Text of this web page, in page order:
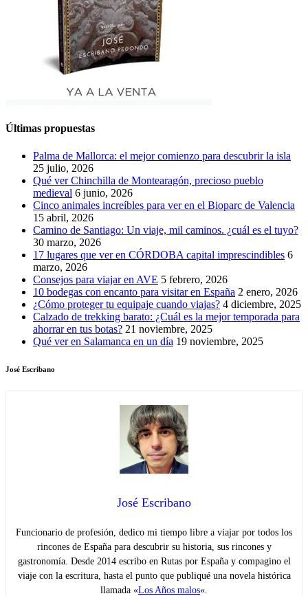
Últimas propuestas
Palma de Mallorca: el mejor comienzo para descubrir la isla
25 julio, 2026
Qué ver Chinchilla de Montearagón, precioso pueblo
medieval 6 junio, 2026
Cinco animales increíbles para ver en el Bioparc de Valencia
15 abril, 2026
Camino de Santiago: Un viaje, mil caminos. ¿cuál es el tuyo?
30 marzo, 2026
17 lugares que ver en CÓRDOBA capital imprescindibles 6
marzo, 2026
Consejos para viajar en AVE 5 febrero, 2026
10 bodegas con encanto para visitar en España 2 enero, 2026
¿Cómo proteger tu equipaje cuando viajas? 4 diciembre, 2025
Calzado de trekking barato: ¿Cuál es la mejor temporada para
ahorrar en tus botas? 21 noviembre, 2025
Qué ver en Salamanca en un día 19 noviembre, 2025
José Escribano
José Escribano
Funcionario de profesión, dedico mi tiempo libre a viajar por todos los
rincones de España para descubrir su historia, sus rincones y
gastronomía. Desde 2014 escribo en Rutas por España y compagino el
viaje con la escritura, hasta el punto que publiqué una novela histórica
llamada «Los Años malos«.